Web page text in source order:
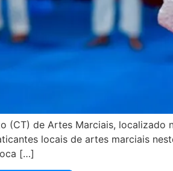
(CT) de Artes Marciais,
locais de artes marciais
[…]